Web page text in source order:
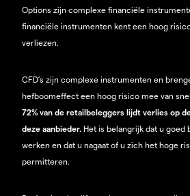
Options zijn complexe financiële
financiële instrumenten kent een hoog
verliezen.
CFD’s zijn complexe instrumenten en
hefboomeffect een hoog risico mee van
72% van de retailbeleggers lijdt verlies op
deze aanbieder. Het is belangrijk dat u goed
werken en dat u nagaat of u zich het hoge
permitteren.